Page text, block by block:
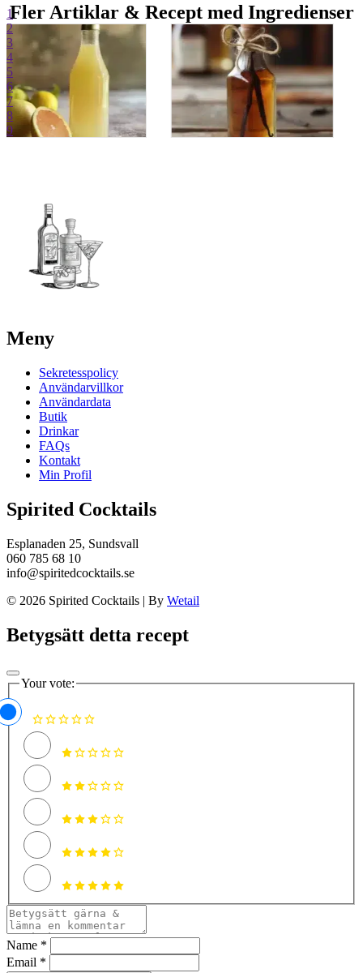
Fler Artiklar & Recept med Ingredienser
1
2
3
4
5
6
7
8
9
Meny
Sekretesspolicy
Användarvillkor
Användardata
Butik
Drinkar
FAQs
Kontakt
Min Profil
Spirited Cocktails
Esplanaden 25, Sundsvall
060 785 68 10
info@spiritedcocktails.se
© 2026 Spirited Cocktails | By Wetail
Betygsätt detta recept
Your vote:
Name *
Email *